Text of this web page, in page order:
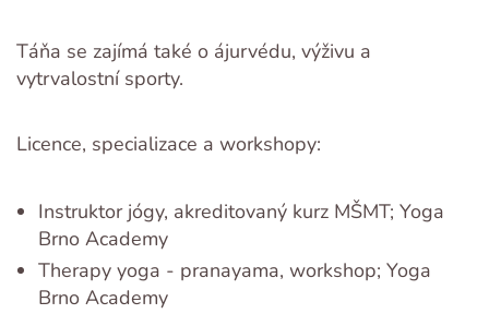
Táňa se zajímá také o ájurvédu, výživu a
vytrvalostní sporty.
Licence, specializace a workshopy:
Instruktor jógy, akreditovaný kurz MŠMT; Yoga
Brno Academy
Therapy yoga - pranayama, workshop; Yoga
Brno Academy